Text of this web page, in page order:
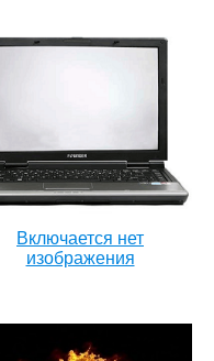
Включается нет
изображения